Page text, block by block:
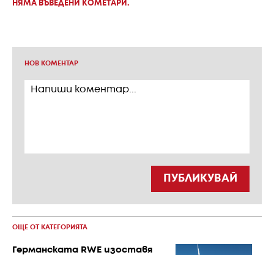
НЯМА ВЪВЕДЕНИ КОМЕТАРИ.
НОВ КОМЕНТАР
ПУБЛИКУВАЙ
ОЩЕ ОТ КАТЕГОРИЯТА
Германската RWE изоставя